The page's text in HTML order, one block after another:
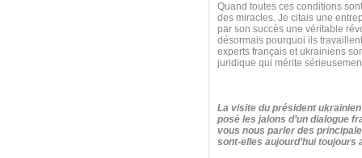
Quand toutes ces conditions
des miracles. Je citais une
par son succès une véritable
désormais pourquoi ils
experts français et ukrainiens
juridique qui mérite
La visite du président
posé les jalons d’un dialogue
vous nous parler des
sont-elles aujourd’hui toujours